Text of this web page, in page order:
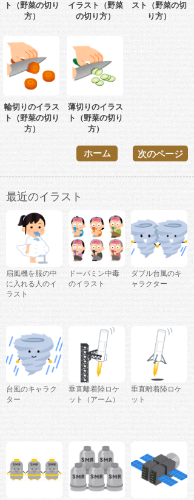
ト（野菜の切り
方）
イラスト（野菜
の切り方）
スト（野菜の切
り方）
輪切りのイラス
ト（野菜の切り
方）
薄切りのイラス
ト（野菜の切り
方）
次のページ
ホーム
最近のイラスト
扇風機を服の中
に入れる人のイ
ラスト
ドーパミン中毒
のイラスト
ダブル台風のキ
ャラクター
台風のキャラク
ター
垂直離着陸ロケ
ット（アーム）
垂直離着陸ロケ
ット